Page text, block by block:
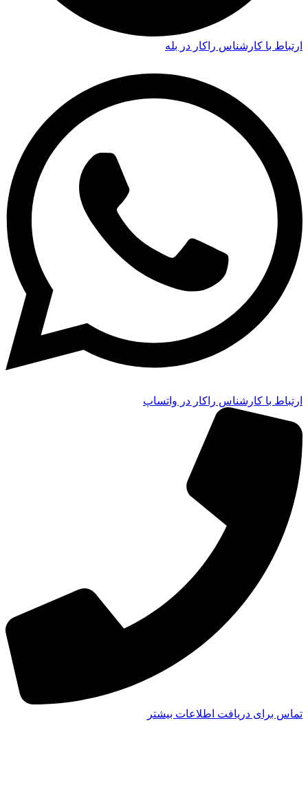
ارتباط با کارشناس راکار در بله
ارتباط با کارشناس راکار در واتساپ
تماس برای دریافت اطلاعات بیشتر